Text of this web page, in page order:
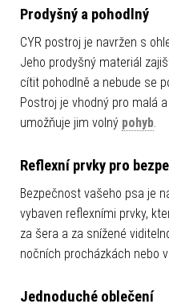
Prodyšný a pohodlný
CYR postroj je navržen s
Jeho prodyšný materiál
cítit pohodlně a nebude se
Postroj je vhodný pro malá
umožňuje jim volný pohyb.
Reflexní prvky pro
Bezpečnost vašeho psa je
vybaven reflexními prvky,
za šera a za snížené
nočních procházkách nebo
Jednoduché oblečení